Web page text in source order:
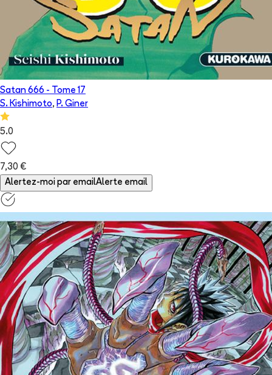
Satan 666 - Tome 17
S. Kishimoto, P. Giner
5.0
7,30 €
Alertez-moi par emailAlerte email